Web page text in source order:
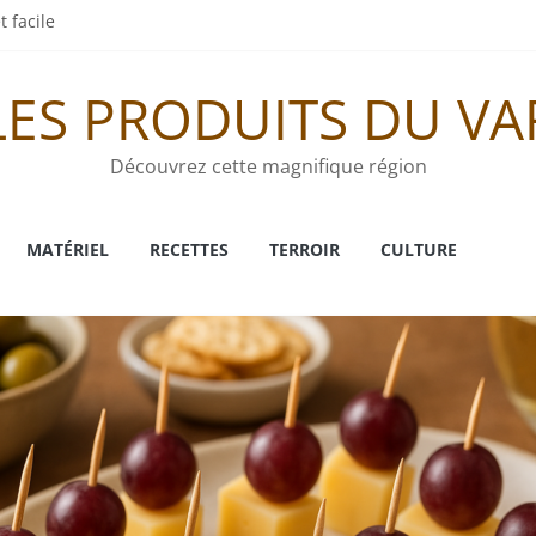
facile
PRODUITS DU
Découvrez cette magnifique région
MATÉRIEL RECETTES TERROIR CULTURE